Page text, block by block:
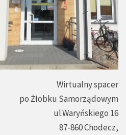
Wirtualny spacer
po Żłobku Samorządowym
ul.Waryńskiego 16
87-860 Chodecz,